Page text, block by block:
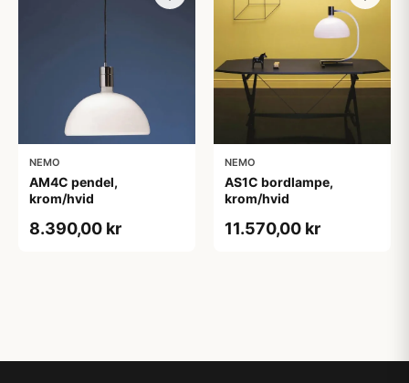
NEMO
AM4C pendel,
krom/hvid
8.390,00 kr
NEMO
AS1C bordlampe,
krom/hvid
11.570,00 kr